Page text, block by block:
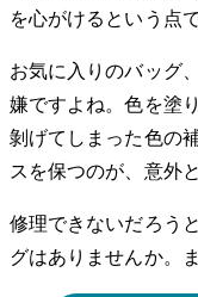
を心がけるという点で
お気に入りのバッグ
嫌ですよね。色を塗
剝げてしまった色の
スを保つのが、意外
修理できないだろう
グはありませんか。